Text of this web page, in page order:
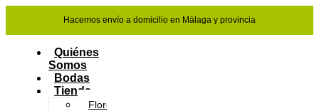
Hacemos envío a domicilio en Málaga y provincia
Quiénes
Somos
Bodas
Tienda
Flores